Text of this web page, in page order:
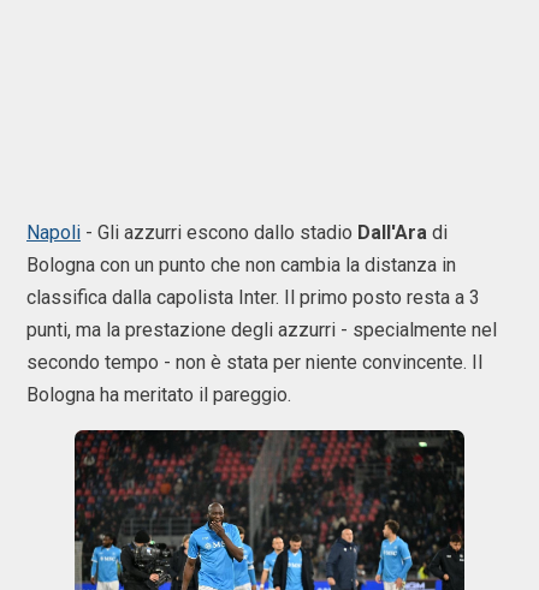
Napoli - Gli azzurri escono dallo stadio Dall'Ara di
Bologna con un punto che non cambia la distanza in
classifica dalla capolista Inter. Il primo posto resta a 3
punti, ma la prestazione degli azzurri - specialmente nel
secondo tempo - non è stata per niente convincente. Il
Bologna ha meritato il pareggio.